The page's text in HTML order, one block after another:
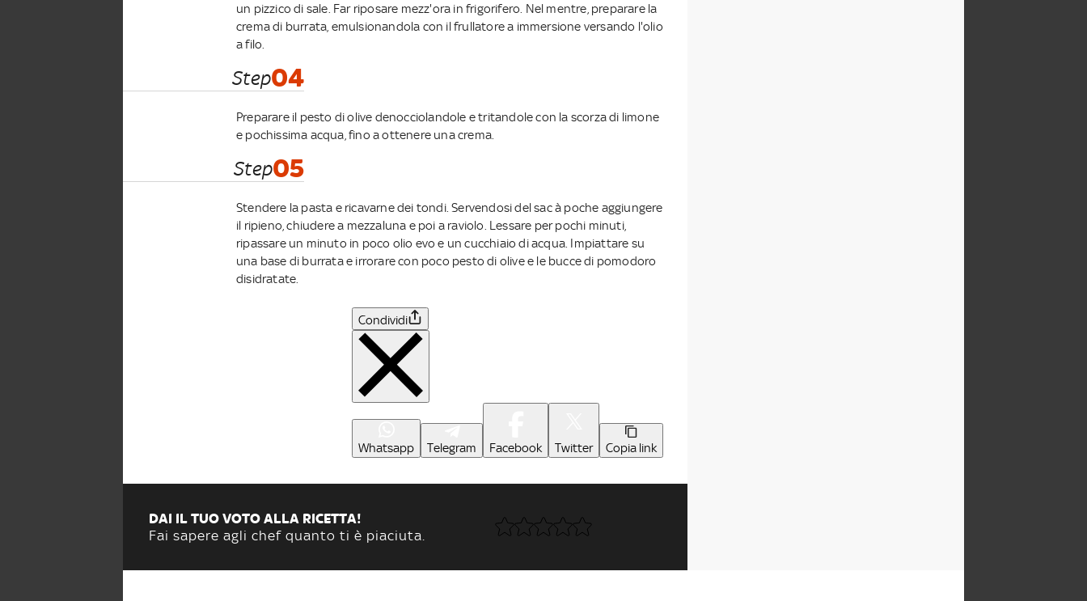
un pizzico di sale. Far riposare mezz'ora in frigorifero. Nel mentre, preparare la
crema di burrata, emulsionandola con il frullatore a immersione versando l'olio
a filo.
Step04
Preparare il pesto di olive denocciolandole e tritandole con la scorza di limone
e pochissima acqua, fino a ottenere una crema.
Step05
Stendere la pasta e ricavarne dei tondi. Servendosi del sac à poche aggiungere
il ripieno, chiudere a mezzaluna e poi a raviolo. Lessare per pochi minuti,
ripassare un minuto in poco olio evo e un cucchiaio di acqua. Impiattare su
una base di burrata e irrorare con poco pesto di olive e le bucce di pomodoro
disidratate.
Condividi
Whatsapp Telegram Facebook Twitter Copia link
DAI IL TUO VOTO ALLA RICETTA!
Fai sapere agli chef quanto ti è piaciuta.